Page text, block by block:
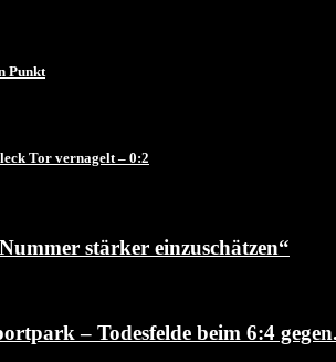
Punkt
Tor vernagelt – 0:2
stärker einzuschätzen“
– Todesfelde beim 6:4